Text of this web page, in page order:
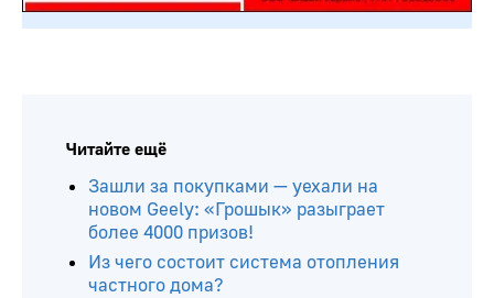
Читайте ещё
Зашли за покупками — уехали на
новом Geely: «Грошык» разыграет
более 4000 призов!
Из чего состоит система отопления
частного дома?